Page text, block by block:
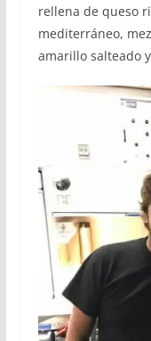
rellena de queso
mediterráneo,
amarillo salteado